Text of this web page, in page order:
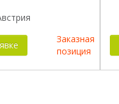
Заказная
позиция